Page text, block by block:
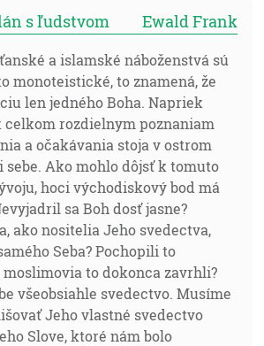
s ľudstvom Ewald Frank
a islamské náboženstvá sú
monoteistické, to znamená, že
len jedného Boha. Napriek
rozdielnym poznaniam
a očakávania stoja v ostrom
Ako mohlo dôjsť k tomuto
hoci východiskový bod má
sa Boh dosť jasne?
ako nositelia Jeho svedectva,
Seba? Pochopili to
to dokonca zavrhli?
všeobsiahle svedectvo. Musíme
Jeho vlastné svedectvo
Slove, ktoré nám bolo